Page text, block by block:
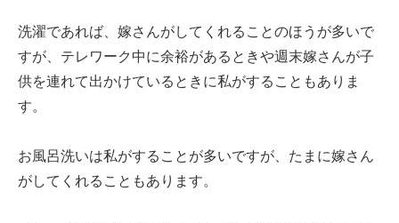
洗濯であれば、嫁さんがしてくれることのほうが多いで
すが、テレワーク中に余裕があるときや週末嫁さんが子
供を連れて出かけているときに私がすることもありま
す。
お風呂洗いは私がすることが多いですが、たまに嫁さん
がしてくれることもあります。